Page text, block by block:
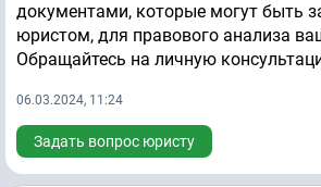
документами, которые могут быть
юристом, для правового анализа
Обращайтесь на личную
06.03.2024, 11:24
Задать вопрос юристу